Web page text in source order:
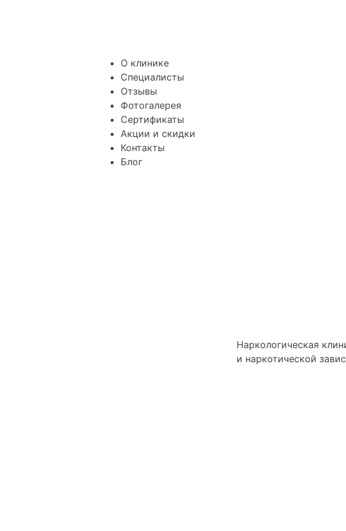
О клинике
Специалисты
Отзывы
Фотогалерея
Сертификаты
Акции и скидки
Контакты
Блог
Наркологическая
и наркотической